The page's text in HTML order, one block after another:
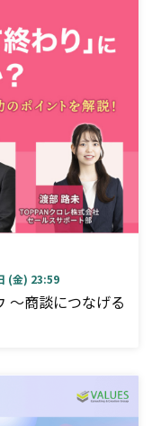
(金) 23:59
～商談につなげる